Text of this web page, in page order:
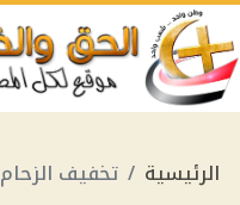
الرئيسية تخفيف الزحام